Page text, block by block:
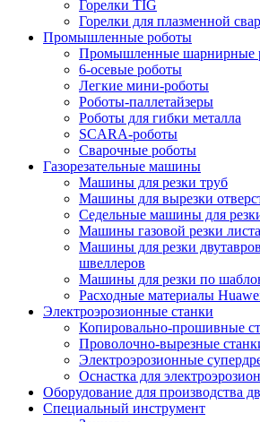
Горелки TIG
Горелки для плазменной
Промышленные роботы
Промышленные шарнирные
6-осевые роботы
Легкие мини-роботы
Роботы-паллетайзеры
Роботы для гибки металла
SCARA-роботы
Сварочные роботы
Газорезательные машины
Машины для резки труб
Машины для вырезки
Седельные машины для
Машины газовой резки листа
Машины для резки
швеллеров
Машины для резки по
Расходные материалы
Электроэрозионные станки
Копировально-прошивные
Проволочно-вырезные
Электроэрозионные
Оснастка для
Оборудование для производства
Специальный инструмент